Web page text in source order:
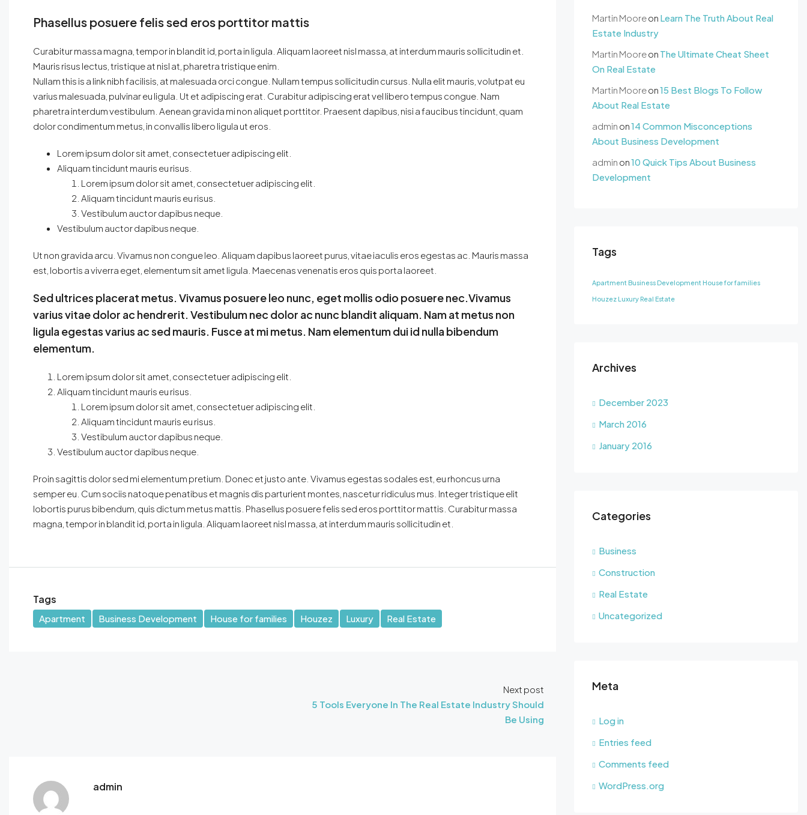
Phasellus posuere felis sed eros porttitor mattis
Curabitur massa magna, tempor in blandit id, porta in ligula. Aliquam laoreet nisl massa, at interdum mauris sollicitudin et.
Mauris risus lectus, tristique at nisl at, pharetra tristique enim.
Nullam this is a link nibh facilisis, at malesuada orci congue. Nullam tempus sollicitudin cursus. Nulla elit mauris, volutpat eu
varius malesuada, pulvinar eu ligula. Ut et adipiscing erat. Curabitur adipiscing erat vel libero tempus congue. Nam
pharetra interdum vestibulum. Aenean gravida mi non aliquet porttitor. Praesent dapibus, nisi a faucibus tincidunt, quam
dolor condimentum metus, in convallis libero ligula ut eros.
Lorem ipsum dolor sit amet, consectetuer adipiscing elit.
Aliquam tincidunt mauris eu risus.
Lorem ipsum dolor sit amet, consectetuer adipiscing elit.
Aliquam tincidunt mauris eu risus.
Vestibulum auctor dapibus neque.
Vestibulum auctor dapibus neque.
Ut non gravida arcu. Vivamus non congue leo. Aliquam dapibus laoreet purus, vitae iaculis eros egestas ac. Mauris massa
est, lobortis a viverra eget, elementum sit amet ligula. Maecenas venenatis eros quis porta laoreet.
Sed ultrices placerat metus. Vivamus posuere leo nunc, eget mollis odio posuere nec.Vivamus
varius vitae dolor ac hendrerit. Vestibulum nec dolor ac nunc blandit aliquam. Nam at metus non
ligula egestas varius ac sed mauris. Fusce at mi metus. Nam elementum dui id nulla bibendum
elementum.
Lorem ipsum dolor sit amet, consectetuer adipiscing elit.
Aliquam tincidunt mauris eu risus.
Lorem ipsum dolor sit amet, consectetuer adipiscing elit.
Aliquam tincidunt mauris eu risus.
Vestibulum auctor dapibus neque.
Vestibulum auctor dapibus neque.
Proin sagittis dolor sed mi elementum pretium. Donec et justo ante. Vivamus egestas sodales est, eu rhoncus urna
semper eu. Cum sociis natoque penatibus et magnis dis parturient montes, nascetur ridiculus mus. Integer tristique elit
lobortis purus bibendum, quis dictum metus mattis. Phasellus posuere felis sed eros porttitor mattis. Curabitur massa
magna, tempor in blandit id, porta in ligula. Aliquam laoreet nisl massa, at interdum mauris sollicitudin et.
Tags
Apartment Business Development House for families Houzez Luxury Real Estate
Next post
5 Tools Everyone In The Real Estate Industry Should
Be Using
admin
Martin Mooreon Learn The Truth About Real
Estate Industry
Martin Mooreon The Ultimate Cheat Sheet
On Real Estate
Martin Mooreon15 Best Blogs To Follow
About Real Estate
admin on14 Common Misconceptions
About Business Development
admin on10 Quick Tips About Business
Development
Tags
Apartment Business Development House for families
Houzez Luxury Real Estate
Archives
December 2023
March 2016
January 2016
Categories
Business
Construction
Real Estate
Uncategorized
Meta
Log in
Entries feed
Comments feed
WordPress.org